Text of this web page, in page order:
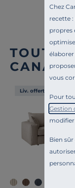
Chez
recette
propres
vous
Pour
Gestion
Bien sûr
TOUTE
Liv. offerte